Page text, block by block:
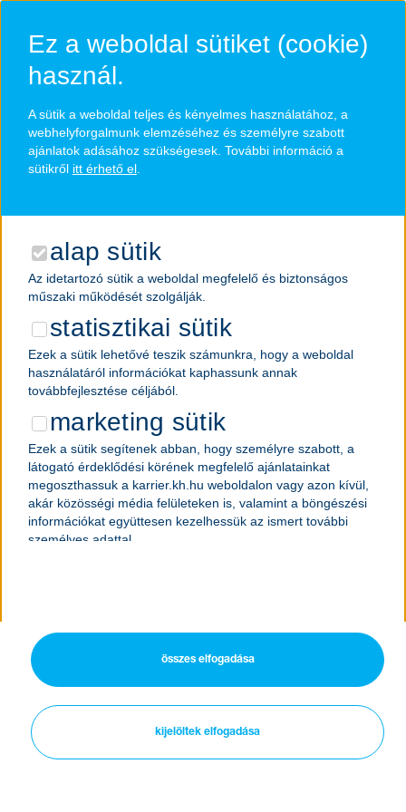
tartalomra
Ez a weboldal sütiket (cookie)
használ.
A sütik a weboldal teljes és kényelmes használatához, a
webhelyforgalmunk elemzéséhez és személyre szabott
ajánlatok adásához szükségesek. További információ a
sütikről itt érhető el
alap sütik
Az idetartozó sütik a weboldal megfelelő és biztonságos
műszaki működését szolgálják.
statisztikai sütik
Ezek a sütik lehetővé teszik számunkra, hogy a weboldal
használatáról információkat kaphassunk annak
továbbfejlesztése céljából.
marketing sütik
Ezek a sütik segítenek abban, hogy személyre szabott, a
látogató érdeklődési körének megfelelő ajánlatainkat
megoszthassuk a karrier.kh.hu weboldalon vagy azon kívül,
akár közösségi média felületeken is, valamint a böngészési
információkat együttesen kezelhessük az ismert további
személyes adattal.
összes elfogadása
kijelöltek elfogadása
megjelölt állások
jogi nyilatkozat nexum